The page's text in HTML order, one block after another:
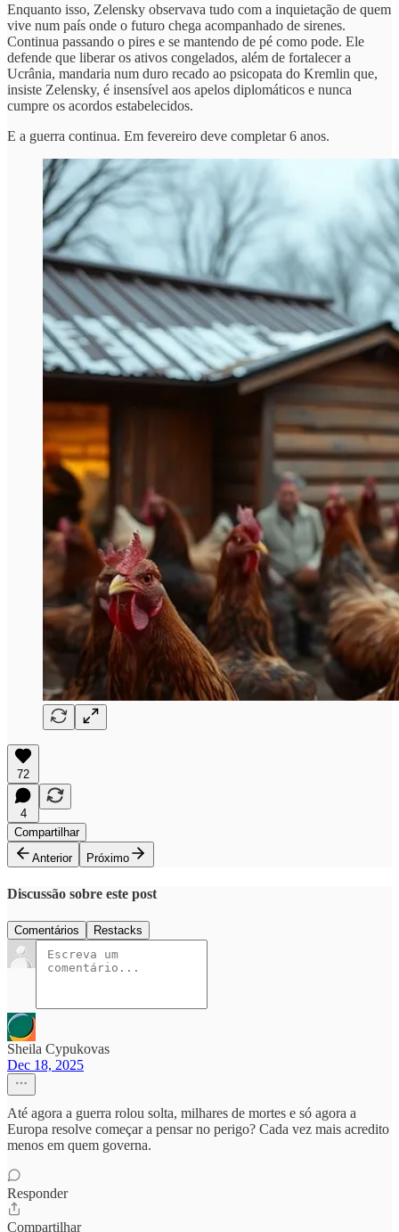
Enquanto isso, Zelensky observava tudo com a inquietação de quem
vive num país onde o futuro chega acompanhado de sirenes.
Continua passando o pires e se mantendo de pé como pode. Ele
defende que liberar os ativos congelados, além de fortalecer a
Ucrânia, mandaria num duro recado ao psicopata do Kremlin que,
insiste Zelensky, é insensível aos apelos diplomáticos e nunca
cumpre os acordos estabelecidos.
E a guerra continua. Em fevereiro deve completar 6 anos.
72
4
Compartilhar
Anterior
Próximo
Discussão sobre este post
Comentários Restacks
Sheila Cypukovas
Dec 18, 2025
Até agora a guerra rolou solta, milhares de mortes e só agora a
Europa resolve começar a pensar no perigo? Cada vez mais acredito
menos em quem governa.
Responder
Compartilhar